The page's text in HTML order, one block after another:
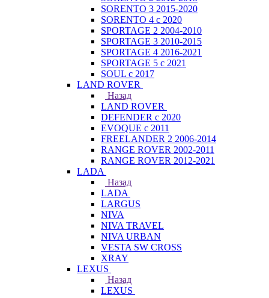
SORENTO 3 2015-2020
SORENTO 4 с 2020
SPORTAGE 2 2004-2010
SPORTAGE 3 2010-2015
SPORTAGE 4 2016-2021
SPORTAGE 5 с 2021
SOUL с 2017
LAND ROVER
Назад
LAND ROVER
DEFENDER с 2020
EVOQUE с 2011
FREELANDER 2 2006-2014
RANGE ROVER 2002-2011
RANGE ROVER 2012-2021
LADA
Назад
LADA
LARGUS
NIVA
NIVA TRAVEL
NIVA URBAN
VESTA SW CROSS
XRAY
LEXUS
Назад
LEXUS